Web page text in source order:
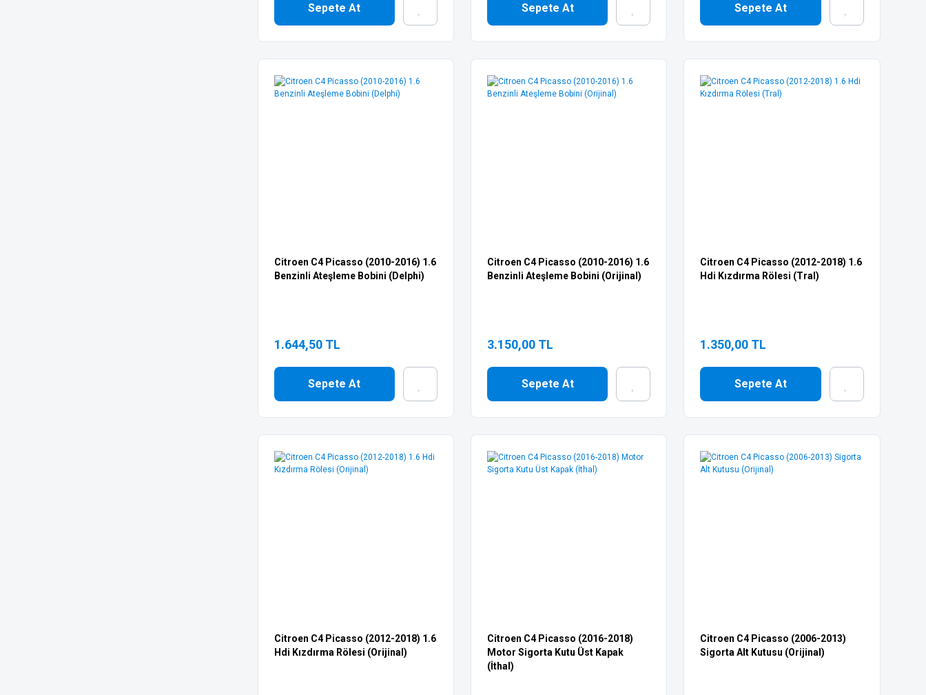
Sepete At Sepete At Sepete At
Citroen C4 Picasso (2010-2016) 1.6
Benzinli Ateşleme Bobini (Delphi)
1.644,50 TL
Sepete At
Citroen C4 Picasso (2010-2016) 1.6
Benzinli Ateşleme Bobini (Orijinal)
3.150,00 TL
Sepete At
Citroen C4 Picasso (2012-2018) 1.6
Hdi Kızdırma Rölesi (Tral)
1.350,00 TL
Sepete At
Citroen C4 Picasso (2012-2018) 1.6
Hdi Kızdırma Rölesi (Orijinal)
Citroen C4 Picasso (2016-2018)
Motor Sigorta Kutu Üst Kapak
(İthal)
Citroen C4 Picasso (2006-2013)
Sigorta Alt Kutusu (Orijinal)